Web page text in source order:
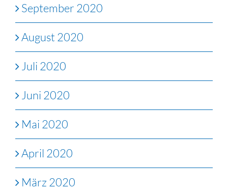
September 2020
August 2020
Juli 2020
Juni 2020
Mai 2020
April 2020
März 2020